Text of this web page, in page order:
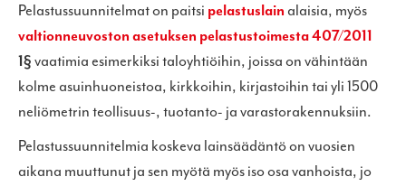
Pelastussuunnitelmat on paitsi pelastuslainalaisia, myös
valtionneuvoston asetuksen pelastustoimesta 407/2011
1§vaatimia esimerkiksi taloyhtiöihin, joissa on vähintään
kolme asuinhuoneistoa, kirkkoihin, kirjastoihin tai yli 1500
neliömetrin teollisuus-, tuotanto- ja varastorakennuksiin.
Pelastussuunnitelmia koskeva lainsäädäntö on vuosien
aikana muuttunut ja sen myötä myös iso osa vanhoista, jo